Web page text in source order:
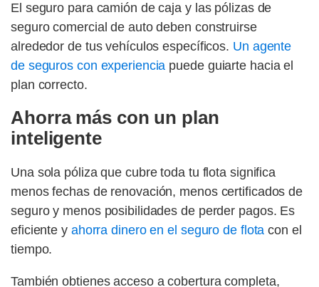
El seguro para camión de caja y las pólizas de
seguro comercial de auto deben construirse
alrededor de tus vehículos específicos. Un agente
de seguros con experiencia puede guiarte hacia el
plan correcto.
Ahorra más con un plan
inteligente
Una sola póliza que cubre toda tu flota significa
menos fechas de renovación, menos certificados de
seguro y menos posibilidades de perder pagos. Es
eficiente yahorra dinero en el seguro de flota con el
tiempo.
También obtienes acceso a cobertura completa,